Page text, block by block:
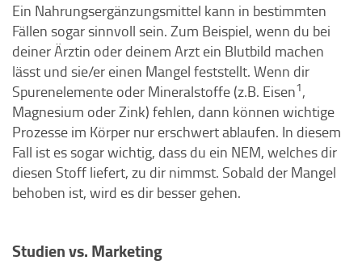
Ein Nahrungsergänzungsmittel kann in bestimmten
Fällen sogar sinnvoll sein. Zum Beispiel, wenn du bei
deiner Ärztin oder deinem Arzt ein Blutbild machen
lässt und sie/er einen Mangel feststellt. Wenn dir
Spurenelemente oder Mineralstoffe (z.B. Eisen1,
Magnesium oder Zink) fehlen, dann können wichtige
Prozesse im Körper nur erschwert ablaufen. In diesem
Fall ist es sogar wichtig, dass du ein NEM, welches dir
diesen Stoff liefert, zu dir nimmst. Sobald der Mangel
behoben ist, wird es dir besser gehen.
Studien vs. Marketing